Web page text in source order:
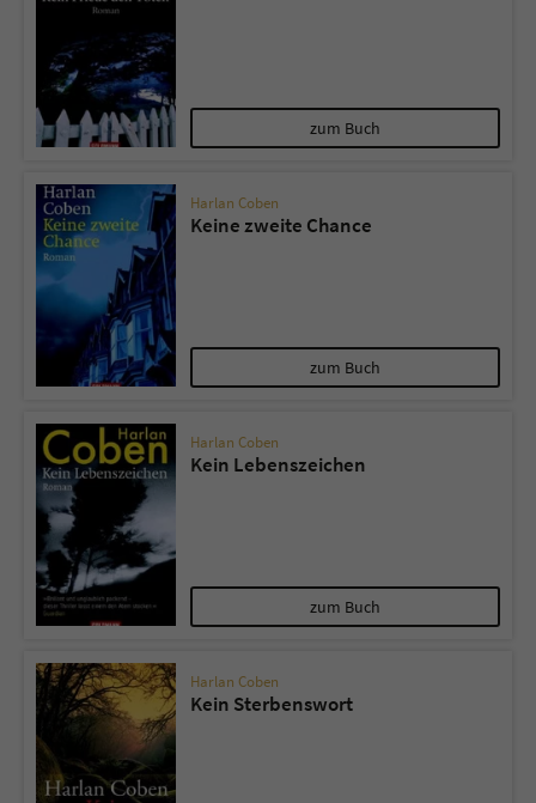
zum Buch
Harlan Coben
Keine zweite Chance
zum Buch
Harlan Coben
Kein Lebenszeichen
zum Buch
Harlan Coben
Kein Sterbenswort